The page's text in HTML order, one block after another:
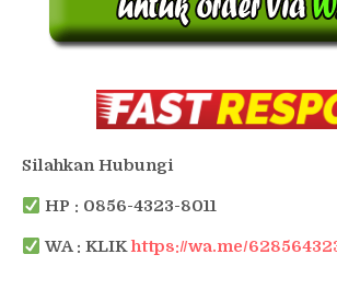
Silahkan Hubungi
HP : 0856-4323-8011
WA : KLIKhttps://wa.me/